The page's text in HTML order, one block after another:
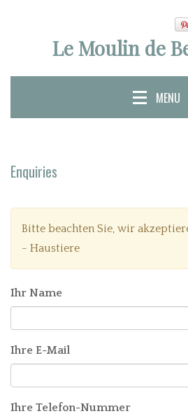
Le Moulin de
MENU
Enquiries
Bitte beachten Sie, wir
- Haustiere
Ihr Name
Ihre E-Mail
Ihre Telefon-Nummer